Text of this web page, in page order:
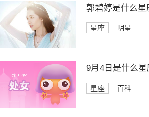
郭碧婷是什么星
星座 明星
9月4日是什么星
星座 百科